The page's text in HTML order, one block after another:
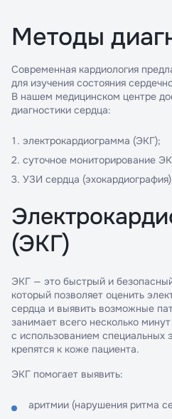
Методы
Современная кардиология
для изучения состояния
В нашем медицинском центре
диагностики сердца:
электрокардиограмма (ЭКГ);
суточное мониторирование
УЗИ сердца
(ЭКГ)
ЭКГ — это быстрый и
который позволяет оценить
сердца и выявить возможные
занимает всего несколько
с использованием специальных
крепятся к коже пациента.
ЭКГ помогает выявить:
аритмии (нарушения ритма